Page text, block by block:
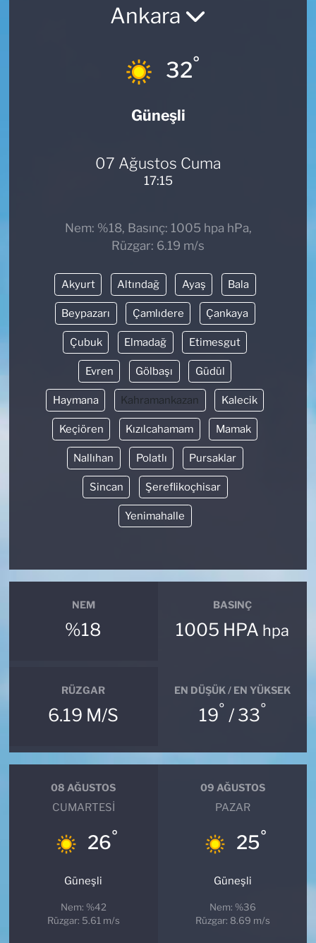
Ankara
32°
Güneşli
07 Ağustos Cuma
17:15
Nem: %18, Basınç: 1005 hpa hPa,
Rüzgar: 6.19 m/s
Akyurt Altındağ Ayaş Bala
Beypazarı Çamlıdere Çankaya
Çubuk Elmadağ Etimesgut
Evren Gölbaşı Güdül
Haymana Kahramankazan Kalecik
Keçiören Kızılcahamam Mamak
Nallıhan Polatlı Pursaklar
Sincan Şereflikoçhisar
Yenimahalle
NEM
%18
BASINÇ
1005 HPA hpa
RÜZGAR
6.19 M/S
EN DÜŞÜK / EN YÜKSEK
19° / 33°
08 AĞUSTOS
CUMARTESI
26°
Güneşli
Nem: %42
Rüzgar: 5.61 m/s
09 AĞUSTOS
PAZAR
25°
Güneşli
Nem: %36
Rüzgar: 8.69 m/s